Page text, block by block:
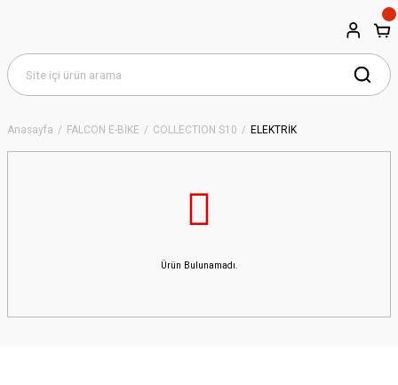
Anasayfa FALCON E-BİKE COLLECTION S10 ELEKTRİK
Ürün Bulunamadı.